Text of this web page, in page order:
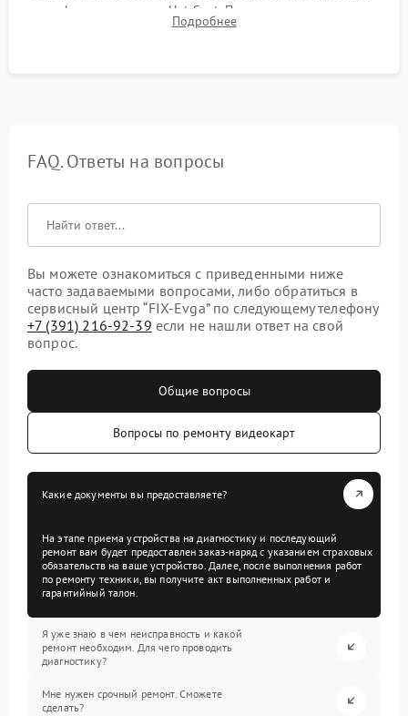
графического чипа и Hot Spot. Проверка на отсутствие
артефактов изображения, вылетов драйвера и зависаний.
Подробнее
FAQ. Ответы на вопросы
Вы можете ознакомиться с приведенными ниже
часто задаваемыми вопросами, либо обратиться в
сервисный центр “FIX-Evga” по следующему телефону
+7 (391) 216-92-39 если не нашли ответ на свой
вопрос.
Общие вопросы
Вопросы по ремонту видеокарт
Какие документы вы предоставляете?
На этапе приема устройства на диагностику и последующий
ремонт вам будет предоставлен заказ-наряд с указанием страховых
обязательств на ваше устройство. Далее, после выполнения работ
по ремонту техники, вы получите акт выполненных работ и
гарантийный талон.
Я уже знаю в чем неисправность и какой
ремонт необходим. Для чего проводить
диагностику?
Мне нужен срочный ремонт. Сможете
сделать?